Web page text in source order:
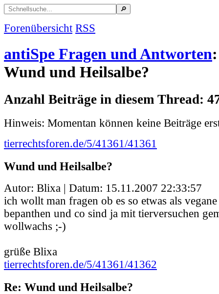
Forenübersicht RSS
antiSpe Fragen und Antworten:
Wund und Heilsalbe?
Anzahl Beiträge in diesem Thread:
Hinweis: Momentan können keine Beiträge
tierrechtsforen.de/5/41361/41361
Wund und Heilsalbe?
Autor: Blixa | Datum: 15.11.2007 22:33:57
ich wollt man fragen ob es so etwas als
bepanthen und co sind ja mit tierversuchen
wollwachs ;-)
grüße Blixa
tierrechtsforen.de/5/41361/41362
Re: Wund und Heilsalbe?